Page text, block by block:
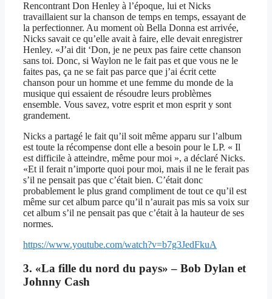
Rencontrant Don Henley à l’époque, lui et Nicks
travaillaient sur la chanson de temps en temps, essayant de
la perfectionner. Au moment où Bella Donna est arrivée,
Nicks savait ce qu’elle avait à faire, elle devait enregistrer
Henley. «J’ai dit ‘Don, je ne peux pas faire cette chanson
sans toi. Donc, si Waylon ne le fait pas et que vous ne le
faites pas, ça ne se fait pas parce que j’ai écrit cette
chanson pour un homme et une femme du monde de la
musique qui essaient de résoudre leurs problèmes
ensemble. Vous savez, votre esprit et mon esprit y sont
grandement.
Nicks a partagé le fait qu’il soit même apparu sur l’album
est toute la récompense dont elle a besoin pour le LP. « Il
est difficile à atteindre, même pour moi », a déclaré Nicks.
«Et il ferait n’importe quoi pour moi, mais il ne le ferait pas
s’il ne pensait pas que c’était bien. C’était donc
probablement le plus grand compliment de tout ce qu’il est
même sur cet album parce qu’il n’aurait pas mis sa voix sur
cet album s’il ne pensait pas que c’était à la hauteur de ses
normes.
https://www.youtube.com/watch?v=b7g3JedFkuA
3. «La fille du nord du pays» – Bob Dylan et
Johnny Cash